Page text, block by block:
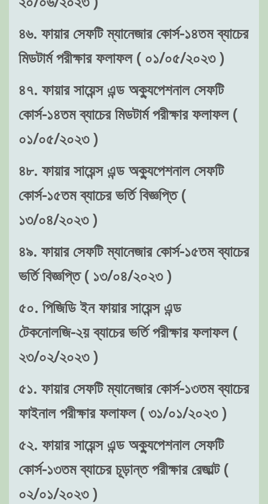
৪৬. ফায়ার সেফটি ম্যানেজার কোর্স-১৪তম ব্যাচের
মিডটার্ম পরীক্ষার ফলাফল ( ০১/০৫/২০২৩ )
৪৭. ফায়ার সায়েন্স এন্ড অক্যুপেশনাল সেফটি
কোর্স-১৪তম ব্যাচের মিডটার্ম পরীক্ষার ফলাফল (
০১/০৫/২০২৩ )
৪৮. ফায়ার সায়েন্স এন্ড অক্যুপেশনাল সেফটি
কোর্স-১৫তম ব্যাচের ভর্তি বিজ্ঞপ্তি (
১৩/০৪/২০২৩ )
৪৯. ফায়ার সেফটি ম্যানেজার কোর্স-১৫তম ব্যাচের
ভর্তি বিজ্ঞপ্তি ( ১৩/০৪/২০২৩ )
৫০. পিজিডি ইন ফায়ার সায়েন্স এন্ড
টেকনোলজি-২য় ব্যাচের ভর্তি পরীক্ষার ফলাফল (
২৩/০২/২০২৩ )
৫১. ফায়ার সেফটি ম্যানেজার কোর্স-১৩তম ব্যাচের
ফাইনাল পরীক্ষার ফলাফল ( ৩১/০১/২০২৩ )
৫২. ফায়ার সায়েন্স এন্ড অক্যুপেশনাল সেফটি
কোর্স-১৩তম ব্যাচের চূড়ান্ত পরীক্ষার রেজাল্ট (
০২/০১/২০২৩ )